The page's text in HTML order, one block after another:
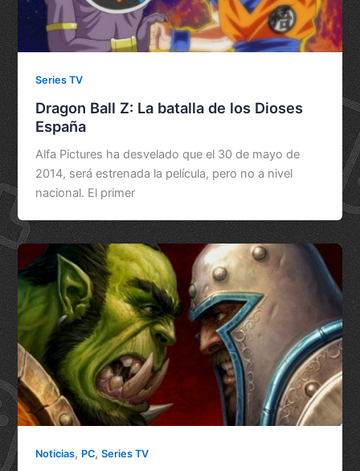
Series TV
Dragon Ball Z: La batalla de los Dioses
España
Alfa Pictures ha desvelado que el 30 de mayo de
2014, será estrenada la película, pero no a nivel
nacional. El primer
Noticias, PC,Series TV